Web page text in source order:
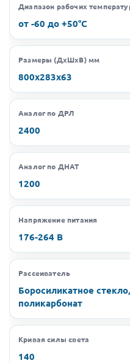
Диапазон рабочих
от -60 до +50°C
Размеры (ДхШхВ) мм
800х283х63
Аналог по ДРЛ
2400
Аналог по ДНАТ
1200
Напряжение питания
176-264 В
Рассеиватель
Боросиликатное
поликарбонат
Кривая силы света
140